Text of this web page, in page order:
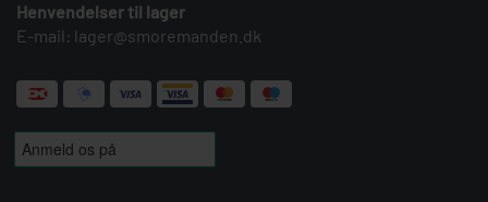
Henvendelser til lager
E-mail: lager@smoremanden.dk